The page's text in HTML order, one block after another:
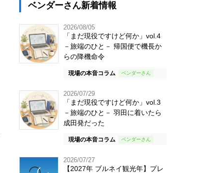
ベンダーさん新着情報
2026/08/05
「まだ現役ですけど何か」vol.4
－旅端のひと－ 帰国便で機長か
らの降機命令
現場の本音コラム
2026/07/29
「まだ現役ですけど何か」vol.3
－旅端のひと－ 羽田に着いたら
成田発だった
現場の本音コラム
2026/07/27
【2027年 ブルネイ観光年】プレ